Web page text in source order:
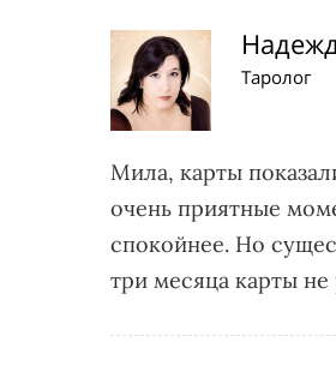
Таролог
Мила, карты
очень приятные
спокойнее. Но
три месяца карты